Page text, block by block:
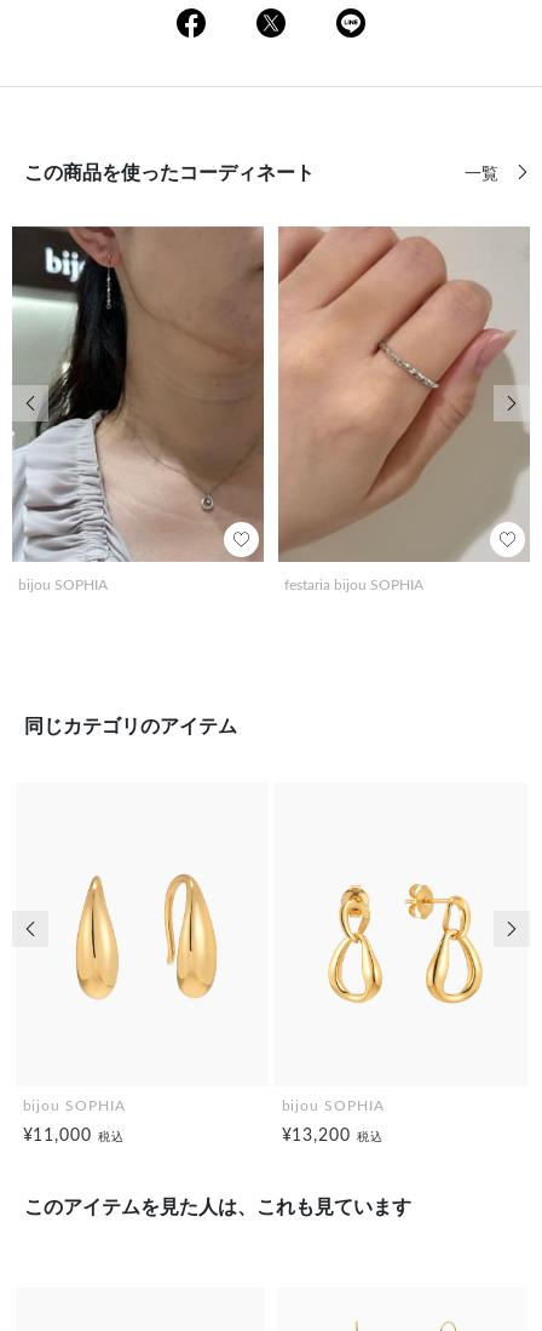
この商品を使ったコーディネート 一覧
bijou SOPHIA festaria bijou SOPHIA
前の画像
同じカテゴリのアイテム
bijou SOPHIA
¥11,000税込
bijou SOPHIA
¥13,200税込
前の画像
このアイテムを見た人は、これも見ています